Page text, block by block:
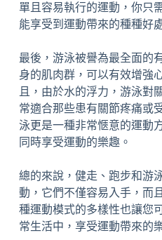
單且容易執行的運動，你只
能享受到運動帶來的種種好
最後，游泳被譽為最全面的
身的肌肉群，可以有效增強
且，由於水的浮力，游泳對
常適合那些患有關節疼痛或
泳更是一種非常愜意的運動
同時享受運動的樂趣。
總的來說，健走、跑步和游
動，它們不僅容易入手，而
種運動模式的多樣性也讓您
常生活中，享受運動帶來的